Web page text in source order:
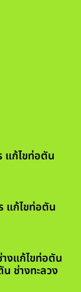
แก้ไขท่อตัน
แก้ไขท่อตัน
งแก้ไขท่อตัน
ช่างทะลวง